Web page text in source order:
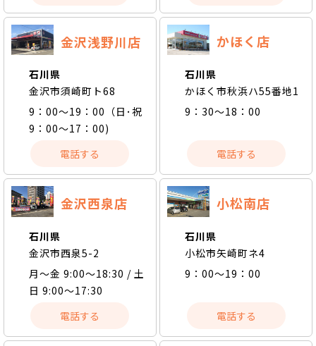
金沢浅野川店
石川県
金沢市須崎町ト68
9：00～19：00（日･祝
9：00～17：00)
電話する
かほく店
石川県
かほく市秋浜ハ55番地1
9：30～18：00
電話する
金沢西泉店
石川県
金沢市西泉5-2
月〜金 9:00〜18:30 / 土
日 9:00〜17:30
電話する
小松南店
石川県
小松市矢崎町ネ4
9：00～19：00
電話する